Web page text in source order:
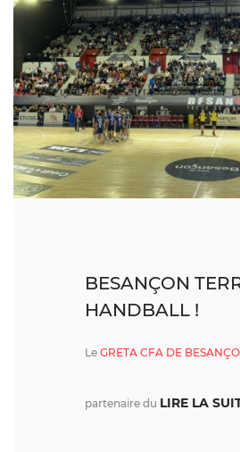
BESANÇON
HANDBALL !
Le GRETA CFA DE
partenaire du LIRE LA